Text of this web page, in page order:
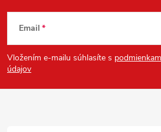
Z
á
p
Email
Vložením e-mailu súhlasíte s
údajov